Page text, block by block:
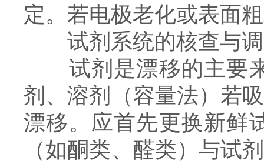
定。若电极老化或表面
试剂系统的核查与
试剂是漂移的主要来
剂、溶剂（容量法）若
漂移。应首先更换新鲜
（如酮类、醛类）与试